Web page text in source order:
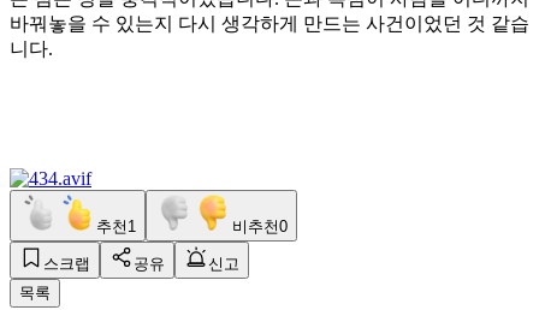
바꿔놓을 수 있는지 다시 생각하게 만드는 사건이었던 것 같습
니다.
추천 1 비추천0
스크랩 공유
신고
목록